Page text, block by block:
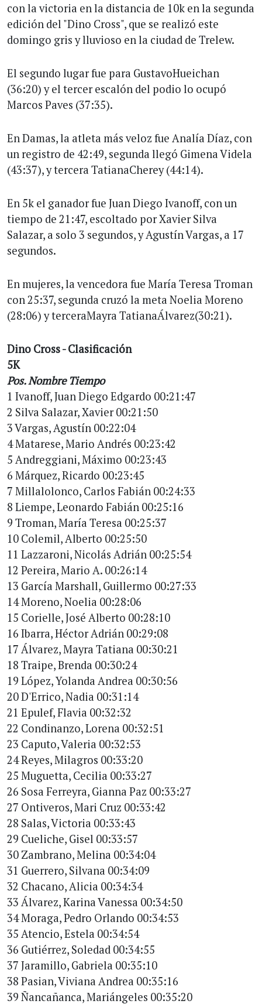
con la victoria en la distancia de 10k en la segunda
edición del "Dino Cross", que se realizó este
domingo gris y lluvioso en la ciudad de Trelew.
El segundo lugar fue para GustavoHueichan
(36:20) y el tercer escalón del podio lo ocupó
Marcos Paves (37:35).
En Damas, la atleta más veloz fue Analía Díaz, con
un registro de 42:49, segunda llegó Gimena Videla
(43:37), y tercera TatianaCherey (44:14).
En 5k el ganador fue Juan Diego Ivanoff, con un
tiempo de 21:47, escoltado por Xavier Silva
Salazar, a solo 3 segundos, y Agustín Vargas, a 17
segundos.
En mujeres, la vencedora fue María Teresa Troman
con 25:37, segunda cruzó la meta Noelia Moreno
(28:06) y terceraMayra TatianaÁlvarez(30:21).
Dino Cross - Clasificación
5K
Pos. Nombre Tiempo
1 Ivanoff, Juan Diego Edgardo 00:21:47
2 Silva Salazar, Xavier 00:21:50
3 Vargas, Agustín 00:22:04
4 Matarese, Mario Andrés 00:23:42
5 Andreggiani, Máximo 00:23:43
6 Márquez, Ricardo 00:23:45
7 Millalolonco, Carlos Fabián 00:24:33
8 Liempe, Leonardo Fabián 00:25:16
9 Troman, María Teresa 00:25:37
10 Colemil, Alberto 00:25:50
11 Lazzaroni, Nicolás Adrián 00:25:54
12 Pereira, Mario A. 00:26:14
13 García Marshall, Guillermo 00:27:33
14 Moreno, Noelia 00:28:06
15 Corielle, José Alberto 00:28:10
16 Ibarra, Héctor Adrián 00:29:08
17 Álvarez, Mayra Tatiana 00:30:21
18 Traipe, Brenda 00:30:24
19 López, Yolanda Andrea 00:30:56
20 D'Errico, Nadia 00:31:14
21 Epulef, Flavia 00:32:32
22 Condinanzo, Lorena 00:32:51
23 Caputo, Valeria 00:32:53
24 Reyes, Milagros 00:33:20
25 Muguetta, Cecilia 00:33:27
26 Sosa Ferreyra, Gianna Paz 00:33:27
27 Ontiveros, Mari Cruz 00:33:42
28 Salas, Victoria 00:33:43
29 Cueliche, Gisel 00:33:57
30 Zambrano, Melina 00:34:04
31 Guerrero, Silvana 00:34:09
32 Chacano, Alicia 00:34:34
33 Álvarez, Karina Vanessa 00:34:50
34 Moraga, Pedro Orlando 00:34:53
35 Atencio, Estela 00:34:54
36 Gutiérrez, Soledad 00:34:55
37 Jaramillo, Gabriela 00:35:10
38 Pasian, Viviana Andrea 00:35:16
39 Ñancañanca, Mariángeles 00:35:20